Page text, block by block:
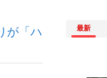
資産運用のすべて
が「ハ
最新